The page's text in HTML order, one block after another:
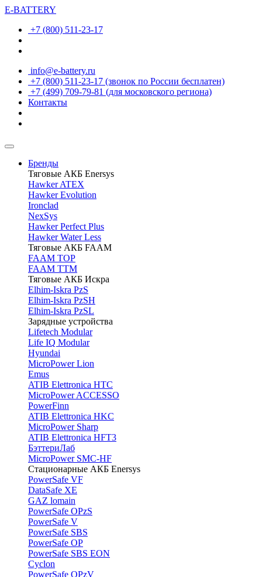
E-BATTERY
+7 (800) 511-23-17
info@e-battery.ru
+7 (800) 511-23-17 (звонок по России бесплатен)
+7 (499) 709-79-81 (для московского региона)
Контакты
Бренды
Тяговые АКБ Enersys
Hawker ATEX
Hawker Evolution
Ironclad
NexSys
Hawker Perfect Plus
Hawker Water Less
Тяговые АКБ FAAM
FAAM TOP
FAAM TTM
Тяговые АКБ Искра
Elhim-Iskra PzS
Elhim-Iskra PzSH
Elhim-Iskra PzSL
Зарядные устройства
Lifetech Modular
Life IQ Modular
Hyundai
MicroPower Lion
Emus
ATIB Elettronica HTC
MicroPower ACCESSO
PowerFinn
ATIB Elettronica HKC
MicroPower Sharp
ATIB Elettronica HFT3
БэттериЛаб
MicroPower SMC-HF
Стационарные АКБ Enersys
PowerSafe VF
DataSafe XE
GAZ lomain
PowerSafe OPzS
PowerSafe V
PоwerSafe SBS
PowerSafe OP
PоwerSafe SBS EON
Cyclon
PowerSafe OPzV